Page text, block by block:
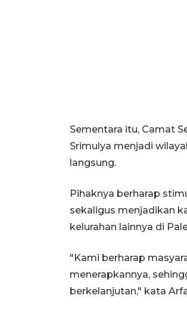
Sementara itu, Camat
Srimulya menjadi
langsung.
Pihaknya berharap
sekaligus menjadikan
kelurahan lainnya di
"Kami berharap
menerapkannya,
berkelanjutan," kata